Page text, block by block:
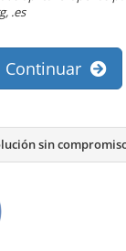
.es
Continuar
sin